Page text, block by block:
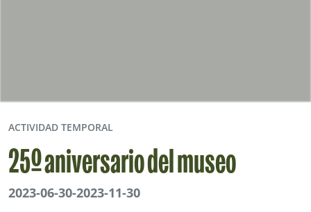
ACTIVIDAD TEMPORAL
25º aniversario del museo
2023-06-30-2023-11-30